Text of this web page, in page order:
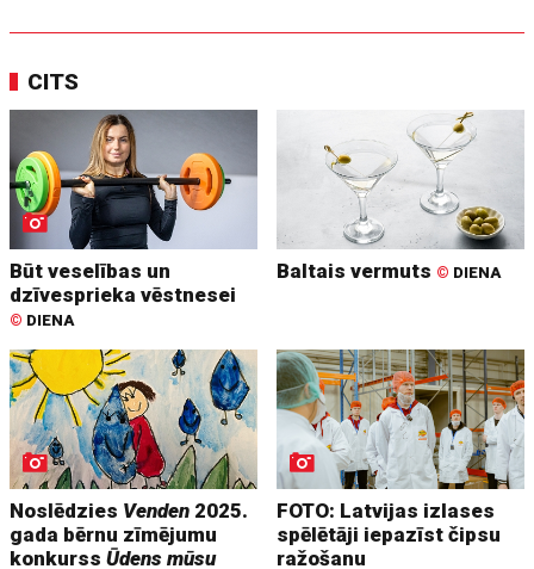
CITS
Būt veselības un
dzīvesprieka vēstnesei
© DIENA
Baltais vermuts © DIENA
Noslēdzies Venden 2025.
gada bērnu zīmējumu
konkurssŪdens mūsu
FOTO: Latvijas izlases
spēlētāji iepazīst čipsu
ražošanu